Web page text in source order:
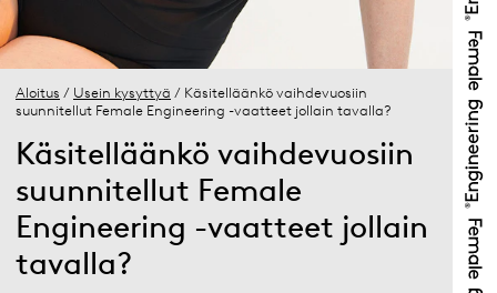
Aloitus / Usein kysyttyä / Käsitelläänkö vaihdevuosiin
suunnitellut Female Engineering -vaatteet jollain tavalla?
Käsitelläänkö vaihdevuosiin
suunnitellut Female
Engineering -vaatteet jollain
tavalla?